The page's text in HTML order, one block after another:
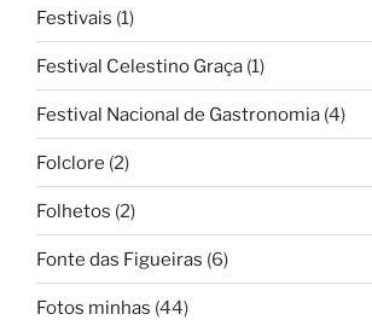
Festivais (1)
Festival Celestino Graça (1)
Festival Nacional de Gastronomia (4)
Folclore (2)
Folhetos (2)
Fonte das Figueiras (6)
Fotos minhas (44)